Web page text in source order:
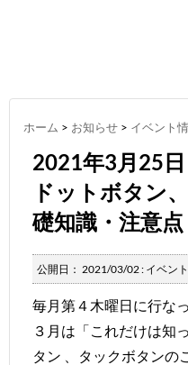
ホーム > お知らせ > イベント
2021年3月25
ドットボタン
礎知識・注意点
公開日： 2021/03/02: イベン
毎月第４木曜日に行な
３月は「これだけは知
タン 、タックボタンの